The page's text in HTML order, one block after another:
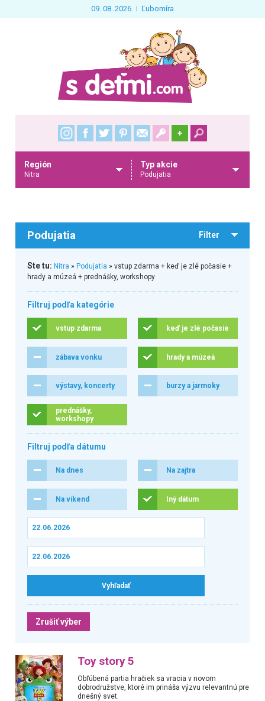
09. 08. 2026 Ľubomíra
+
Región
Nitra
Typ akcie
Podujatia
Podujatia Filter
Ste tu: Nitra » Podujatia » vstup zdarma + keď je zlé počasie +
hrady a múzeá + prednášky, workshopy
Filtruj podľa kategórie
vstup zdarma keď je zlé počasie
zábava vonku hrady a múzeá
výstavy, koncerty burzy a jarmoky
prednášky,
workshopy
Filtruj podľa dátumu
Na dnes Na zajtra
Na víkend Iný dátum
Zrušiť výber
Toy story 5
Obľúbená partia hračiek sa vracia v novom
dobrodružstve, ktoré im prináša výzvu relevantnú pre
dnešný svet.